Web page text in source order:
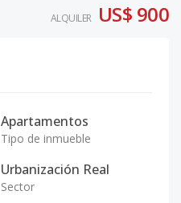
ALQUILER US$ 900
Apartamentos
Tipo de inmueble
Urbanización Real
Sector